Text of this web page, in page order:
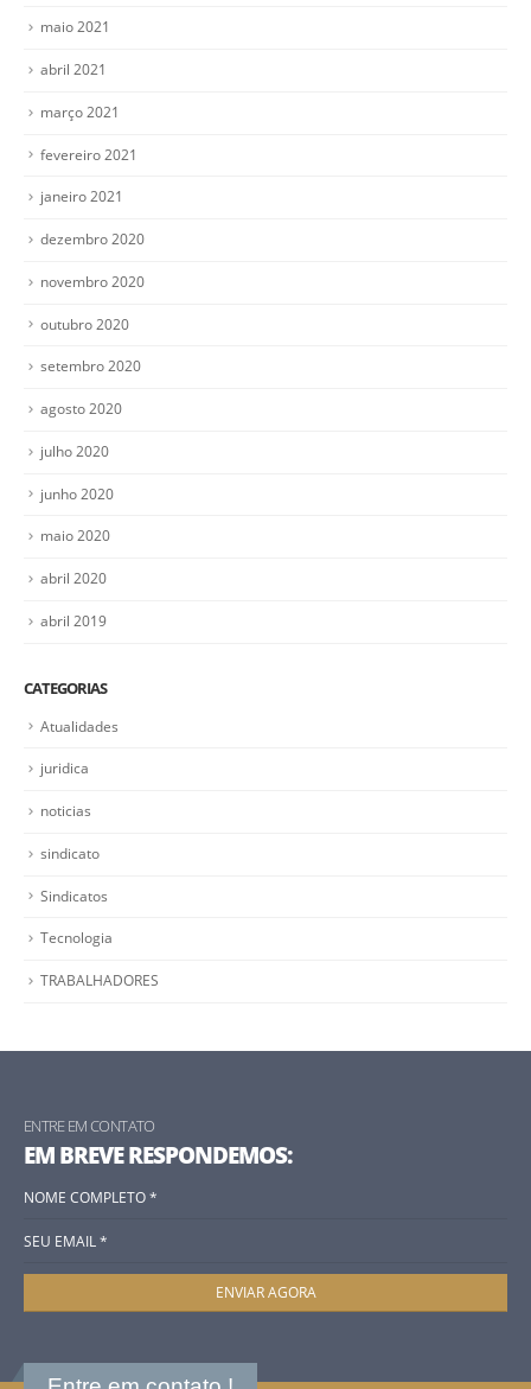
maio 2021
abril 2021
março 2021
fevereiro 2021
janeiro 2021
dezembro 2020
novembro 2020
outubro 2020
setembro 2020
agosto 2020
julho 2020
junho 2020
maio 2020
abril 2020
abril 2019
CATEGORIAS
Atualidades
juridica
noticias
sindicato
Sindicatos
Tecnologia
TRABALHADORES
ENTRE EM CONTATO
EM BREVE RESPONDEMOS: